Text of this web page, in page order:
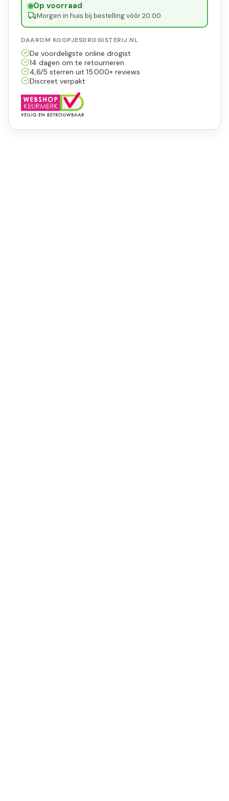
Op voorraad·
Morgen in huis bij bestelling vóór 20:00
DAAROM KOOPJESDROGISTERIJ.NL
De voordeligste online drogist
14 dagen om te retourneren
4,6/5 sterren uit 15.000+ reviews
Discreet verpakt